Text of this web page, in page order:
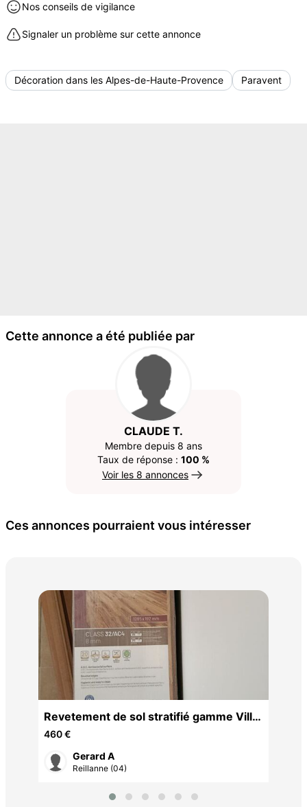
Nos conseils de vigilance
Signaler un problème sur cette annonce
Décoration dans les Alpes-de-Haute-Provence Paravent
Cette annonce a été publiée par
CLAUDE T.
Membre depuis 8 ans
Taux de réponse : 100 %
Voir les 8 annonces
Ces annonces pourraient vous intéresser
Revetement de sol stratifié gamme Villa
marque AJ TIMBER
460 €
Gerard A
Reillanne (04)